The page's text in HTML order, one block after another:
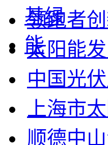
领跑者
太阳能
中国光
上海市
顺德中